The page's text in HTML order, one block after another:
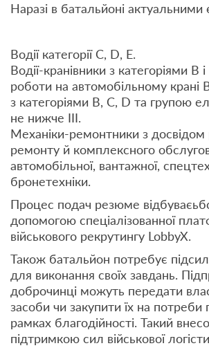
Наразі в батальйоні актуальними є
Водії категорії C, D, E.
Водії-кранівники з категоріями В
роботи на автомобільному крані
з категоріями В, С, D та групою
не нижче ІІІ.
Механіки-ремонтники з
ремонту й комплексного
автомобільної, вантажної,
бронетехніки.
Процес подач резюме
допомогою спеціалізованної
військового рекрутингу LobbyX.
Також батальйон потребує
для виконання своїх завдань.
доброчинці можуть передати
засоби чи закупити їх на потреби
рамках благодійності. Такий
підтримкою сил військової